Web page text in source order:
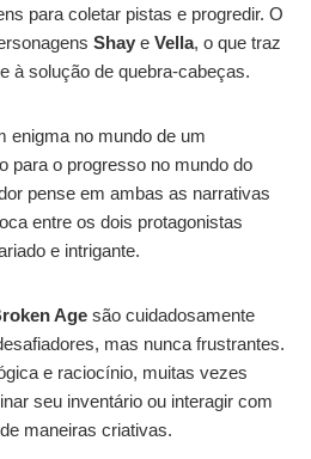
para coletar pistas e progredir. O
Shay e Vella, o que traz
à solução de quebra-cabeças.
enigma no mundo de um
para o progresso no mundo do
pense em ambas as narrativas
entre os dois protagonistas
e intrigante.
Age são cuidadosamente
mas nunca frustrantes.
e raciocínio, muitas vezes
seu inventário ou interagir com
maneiras criativas.